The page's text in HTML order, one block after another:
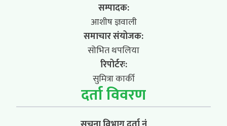
सम्पादक:
आशीष ज्ञवाली
समाचार संयोजक:
सोभित थपलिया
रिपोर्टरः:
सुमित्रा कार्की
दर्ता विवरण